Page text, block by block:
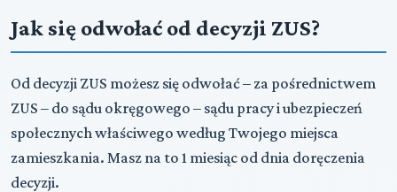
Jak się odwołać od decyzji ZUS?
Od decyzji ZUS możesz się odwołać – za pośrednictwem
ZUS – do sądu okręgowego – sądu pracy i ubezpieczeń
społecznych właściwego według Twojego miejsca
zamieszkania. Masz na to 1 miesiąc od dnia doręczenia
decyzji.